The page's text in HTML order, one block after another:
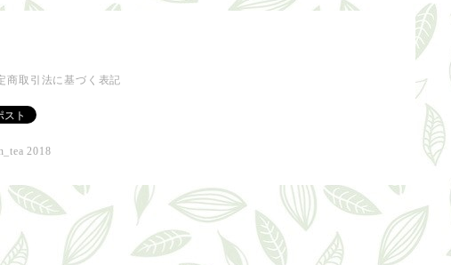
商取引法に基づく表記
2018